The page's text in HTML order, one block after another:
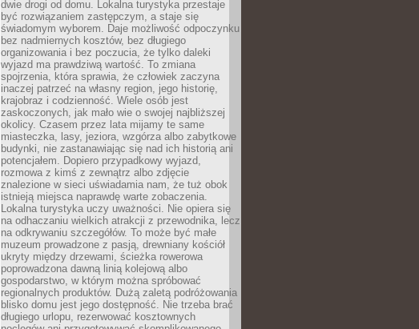
dwie drogi od domu. Lokalna turystyka przestaje
być rozwiązaniem zastępczym, a staje się
świadomym wyborem. Daje możliwość odpoczynku
bez nadmiernych kosztów, bez długiego
organizowania i bez poczucia, że tylko daleki
wyjazd ma prawdziwą wartość. To zmiana
spojrzenia, która sprawia, że człowiek zaczyna
inaczej patrzeć na własny region, jego historię,
krajobraz i codzienność. Wiele osób jest
zaskoczonych, jak mało wie o swojej najbliższej
okolicy. Czasem przez lata mijamy te same
miasteczka, lasy, jeziora, wzgórza albo zabytkowe
budynki, nie zastanawiając się nad ich historią ani
potencjałem. Dopiero przypadkowy wyjazd,
rozmowa z kimś z zewnątrz albo zdjęcie
znalezione w sieci uświadamia nam, że tuż obok
istnieją miejsca naprawdę warte zobaczenia.
Lokalna turystyka uczy uważności. Nie opiera się
na odhaczaniu wielkich atrakcji z przewodnika, lecz
na odkrywaniu szczegółów. To może być małe
muzeum prowadzone z pasją, drewniany kościół
ukryty między drzewami, ścieżka rowerowa
poprowadzona dawną linią kolejową albo
gospodarstwo, w którym można spróbować
regionalnych produktów. Dużą zaletą podróżowania
blisko domu jest jego dostępność. Nie trzeba brać
długiego urlopu, rezerwować kosztownych